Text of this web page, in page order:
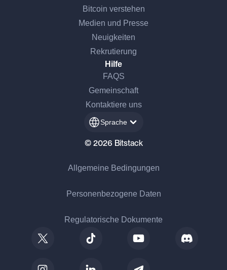
Bitcoin verstehen
Medien und Presse
Neuigkeiten
Rekrutierung
Hilfe
FAQS
Gemeinschaft
Kontaktiere uns
Sprache
© 2026 Bitstack
Allgemeine Bedingungen
Personenbezogene Daten
Regulatorische Dokumente